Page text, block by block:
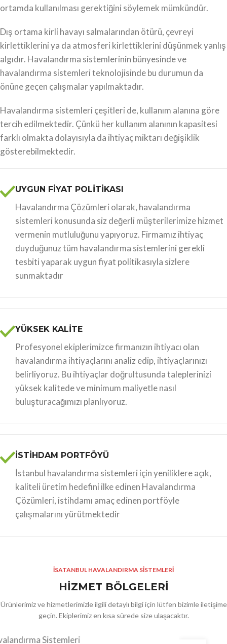
ortamda kullanılması gerektiğini söylemek mümkündür.
Dış ortama kirli havayı salmalarından ötürü, çevreyi
kirlettiklerini ya da atmosferi kirlettiklerini düşünmek yanlış
algıdır. Havalandırma sistemlerinin bünyesinde ve
havalandırma sistemleri teknolojisinde bu durumun da
önüne geçen çalışmalar yapılmaktadır.
Havalandırma sistemleri çeşitleri de, kullanım alanına göre
tercih edilmektedir. Çünkü her kullanım alanının kapasitesi
farklı olmakta dolayısıyla da ihtiyaç miktarı değişiklik
gösterebilmektedir.
UYGUN FİYAT POLİTİKASI
Havalandırma Çözümleri olarak, havalandırma
sistemleri konusunda siz değerli müşterilerimize hizmet
vermenin mutluluğunu yapıyoruz. Firmamız ihtiyaç
duyduğunuz tüm havalandırma sistemlerini gerekli
tesbiti yaparak uygun fiyat politikasıyla sizlere
sunmaktadır
YÜKSEK KALİTE
Profesyonel ekiplerimizce firmanızın ihtiyacı olan
havalandırma ihtiyaçlarını analiz edip, ihtiyaçlarınızı
belirliyoruz. Bu ihtiyaçlar doğrultusunda taleplerinizi
yüksek kalitede ve minimum maliyetle nasıl
buluşturacağımızı planlıyoruz.
İSTİHDAM PORTFÖYÜ
İstanbul havalandırma sistemleri için yeniliklere açık,
kaliteli üretim hedefini ilke edinen Havalandırma
Çözümleri, istihdamı amaç edinen portföyle
çalışmalarını yürütmektedir
İSATANBUL HAVALANDIRMA SİSTEMLERİ
HİZMET BÖLGELERİ
Ürünlerimiz ve hizmetlerimizle ilgili detaylı bilgi için lütfen bizimle iletişime
geçin. Ekiplerimiz en kısa sürede size ulaşacaktır.